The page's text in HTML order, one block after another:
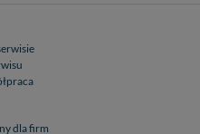
dla firm